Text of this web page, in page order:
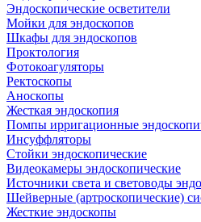
Эндоскопические осветители
Мойки для эндоскопов
Шкафы для эндоскопов
Проктология
Фотокоагуляторы
Ректоскопы
Аноскопы
Жесткая эндоскопия
Помпы ирригационные
Инсуффляторы
Стойки эндоскопические
Видеокамеры эндоскопические
Источники света и световоды
Шейверные (артроскопические)
Жесткие эндоскопы